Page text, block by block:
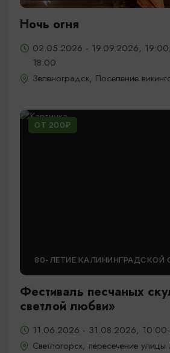
Ночь огня
02.05.2026 - 19.09.2026,
18:00
Зеленоградск, Поселение
ОТ 200₽
80-ЛЕТИЕ КАЛИНИНГРАДСКОЙ
Фестиваль песчаных
светлой любви»
11.06.2026 - 31.08.2026,
Светлогорск, пересечение